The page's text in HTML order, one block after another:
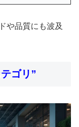
や品質にも波及
ゴリ”